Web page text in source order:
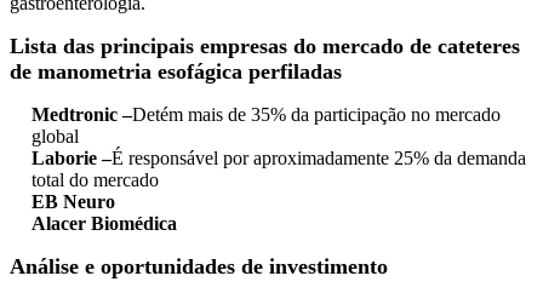
Lista das principais empresas do mercado de cateteres
de manometria esofágica perfiladas
Medtronic –Detém mais de 35% da participação no mercado
global
Laborie –É responsável por aproximadamente 25% da demanda
total do mercado
EB Neuro
Alacer Biomédica
Análise e oportunidades de investimento